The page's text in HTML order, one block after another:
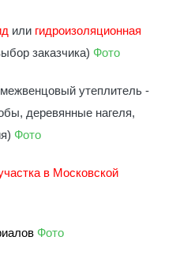
или гидроизоляционная
заказчика) Фото
утеплитель -
деревянные нагеля,
Фото
в Московской
Фото